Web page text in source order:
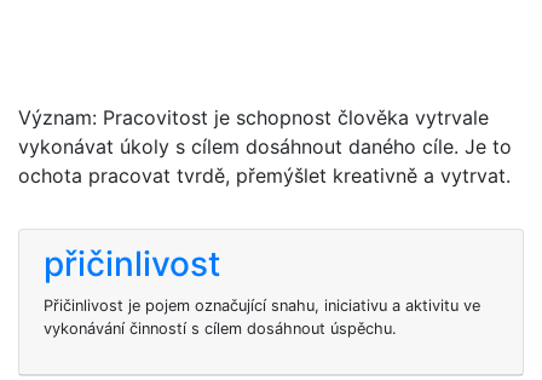
Význam: Pracovitost je schopnost člověka vytrvale
vykonávat úkoly s cílem dosáhnout daného cíle. Je to
ochota pracovat tvrdě, přemýšlet kreativně a vytrvat.
přičinlivost
Přičinlivost je pojem označující snahu, iniciativu a aktivitu ve
vykonávání činností s cílem dosáhnout úspěchu.